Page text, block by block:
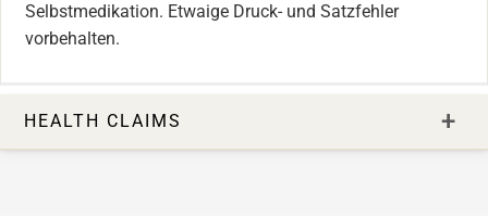
Selbstmedikation. Etwaige Druck- und Satzfehler
vorbehalten.
HEALTH CLAIMS